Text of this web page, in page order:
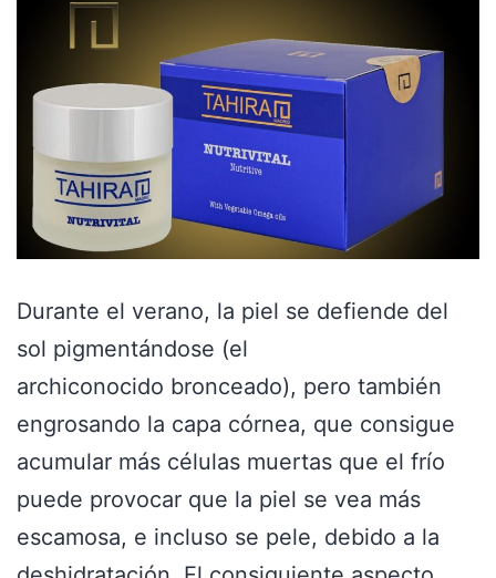
Durante el verano, la piel se defiende del
sol pigmentándose (el
archiconocido bronceado), pero también
engrosando la capa córnea, que consigue
acumular más células muertas que el frío
puede provocar que la piel se vea más
escamosa, e incluso se pele, debido a la